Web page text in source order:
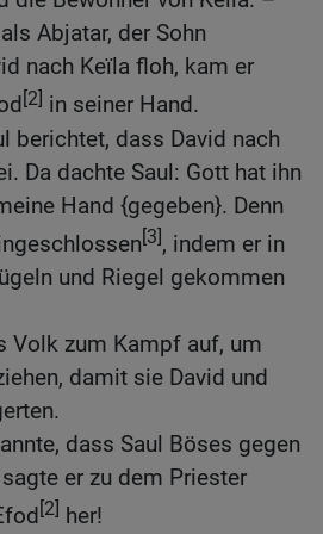
Abjatar, der Sohn
nach Keïla floh, kam er
[2] in seiner Hand.
berichtet, dass David nach
Da dachte Saul: Gott hat ihn
Hand {gegeben}. Denn
[3], indem er in
und Riegel gekommen
Volk zum Kampf auf, um
damit sie David und
dass Saul Böses gegen
er zu dem Priester
[2] her!